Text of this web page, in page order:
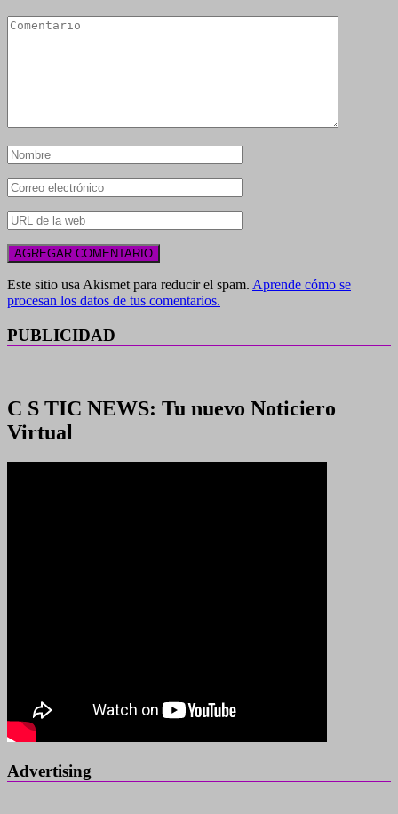
Este sitio usa Akismet para reducir el spam. Aprende cómo se
procesan los datos de tus comentarios.
PUBLICIDAD
C S TIC NEWS: Tu nuevo Noticiero
Virtual
Advertising